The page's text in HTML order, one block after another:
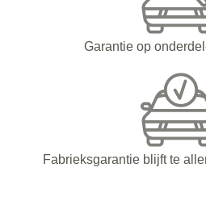
Garantie op
Fabrieksgarantie blijft te